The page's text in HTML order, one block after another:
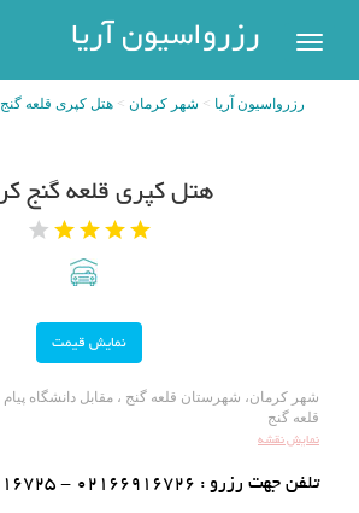
رزرواسیون آریارزرواسیون
اریا
پیگیری
رزرو
مشهد
هتل
های
رزرواسیون آریا شهر کرمان هتل کپری قلعه
هتل کپری قلعه گنج
شهر کرمان، شهرستان قلعه گنج ، مقابل دانشگاه پیام
قلعه گنج
نمایش نقشه
تلفن جهت رزرو : - 02166916726